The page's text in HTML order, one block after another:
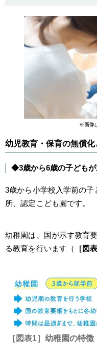
※画像
幼児教育・保育の無償化
◆3歳から6歳の子ども
3歳から小学校入学前の
所、認定こども園です。
幼稚園は、国が示す教育
る教育を行います（
［図
［図表1］幼稚園の特徴